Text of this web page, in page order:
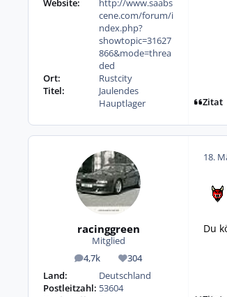
Website:
http://www.saabs
cene.com/forum/i
ndex.php?
showtopic=31627
866&mode=threa
ded
Ort:
Rustcity
Titel:
Jaulendes
Hauptlager
Zitat
racinggreen
Mitglied
4,7k
Beiträge 304
Reputation
Land:
Deutschland
Postleitzahl: 53604
18.
Du